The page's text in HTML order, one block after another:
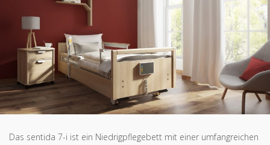
Das sentida 7-i ist ein Niedrigpflegebett mit einer umfangreichen